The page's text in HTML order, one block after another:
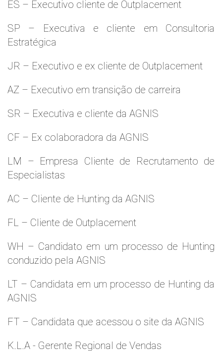
ES – Executivo cliente de Outplacement
SP – Executiva e cliente em Consultoria
Estratégica
JR – Executivo e ex cliente de Outplacement
AZ – Executivo em transição de carreira
SR – Executiva e cliente da AGNIS
CF – Ex colaboradora da AGNIS
LM – Empresa Cliente de Recrutamento de
Especialistas
AC – Cliente de Hunting da AGNIS
FL – Cliente de Outplacement
WH – Candidato em um processo de Hunting
conduzido pela AGNIS
LT – Candidata em um processo de Hunting da
AGNIS
FT – Candidata que acessou o site da AGNIS
K.L.A - Gerente Regional de Vendas